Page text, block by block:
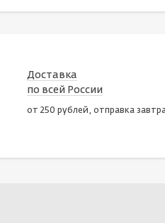
Доставка
по всей России
от 250 рублей, отправка